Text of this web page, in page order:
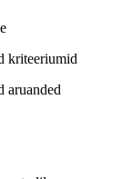
kriteeriumid
aruanded